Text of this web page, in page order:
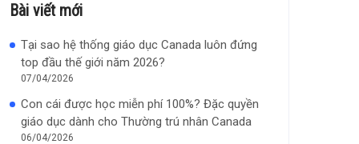
Bài viết mới
Tại sao hệ thống giáo dục Canada luôn đứng
top đầu thế giới năm 2026?
07/04/2026
Con cái được học miễn phí 100%? Đặc quyền
giáo dục dành cho Thường trú nhân Canada
06/04/2026